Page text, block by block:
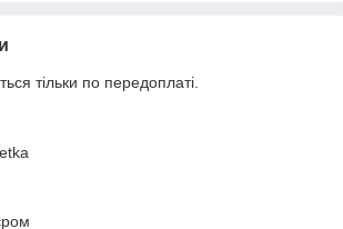
тільки по передоплаті.